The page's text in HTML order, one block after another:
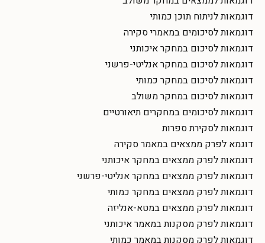
דוגמאות לניתוח תוכן כמותי
דוגמאות לסיכומים במאמרי סקירה
דוגמאות לסיכום במחקר איכותני
דוגמאות לסיכום במחקר אנליטי-פרשני
דוגמאות לסיכום במחקר כמותי
דוגמאות לסיכום במחקר משולב
דוגמאות לסיכומים במחקרים תיאורטיים
דוגמאות לסקירת ספרות
דוגמא לפרק ממצאים במאמר סקירה
דוגמאות לפרק ממצאים במחקר איכותני
דוגמאות לפרק ממצאים במחקר אנליטי-פרשני
דוגמאות לפרק ממצאים במחקר כמותי
דוגמאות לפרק ממצאים במטא-אנליזה
דוגמאות לפרק מסקנות במאמר איכותני
דוגמאות לפרק מסקנות במאמר כמותי